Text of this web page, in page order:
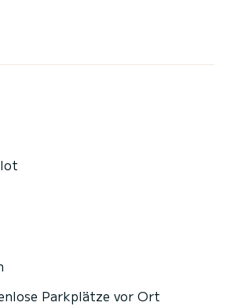
Parkplätze vor Ort